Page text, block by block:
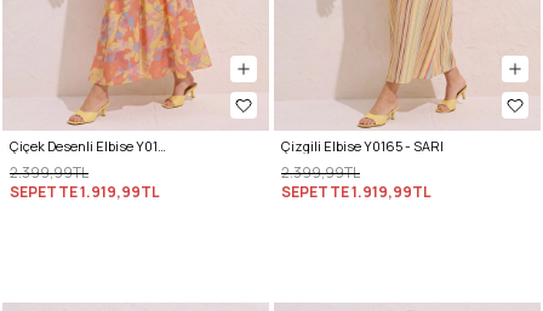
Çiçek Desenli Elbise Y0165 - TURUNCU
2.399,99TL
SEPETTE1.919,99TL
Çizgili Elbise Y0165 - SARI
2.399,99TL
SEPETTE1.919,99TL